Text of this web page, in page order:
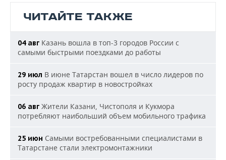
ЧИТАЙТЕ ТАКЖЕ
04 авг Казань вошла в топ-3 городов России с
самыми быстрыми поездками до работы
29 июл В июне Татарстан вошел в число лидеров по
росту продаж квартир в новостройках
06 авг Жители Казани, Чистополя и Кукмора
потребляют наибольший объем мобильного трафика
25 июн Самыми востребованными специалистами в
Татарстане стали электромонтажники